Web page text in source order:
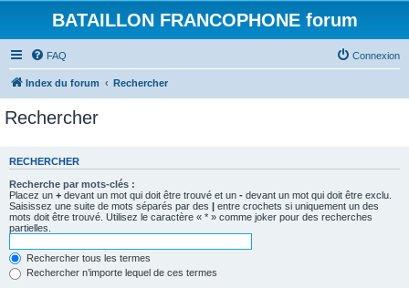
BATAILLON FRANCOPHONE forum
FAQ Connexion
Index du forum Rechercher
Rechercher
RECHERCHER
Recherche par mots-clés :
Placez un + devant un mot qui doit être trouvé et un - devant un mot qui doit être exclu.
Saisissez une suite de mots séparés par des | entre crochets si uniquement un des
mots doit être trouvé. Utilisez le caractère « * » comme joker pour des recherches
partielles.
Rechercher tous les termes
Rechercher n’importe lequel de ces termes